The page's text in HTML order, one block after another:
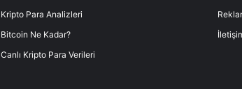
Kripto Para Analizleri
Bitcoin Ne Kadar?
Canlı Kripto Para Verileri